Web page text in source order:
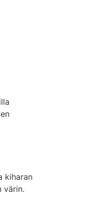
kiharan
värin.